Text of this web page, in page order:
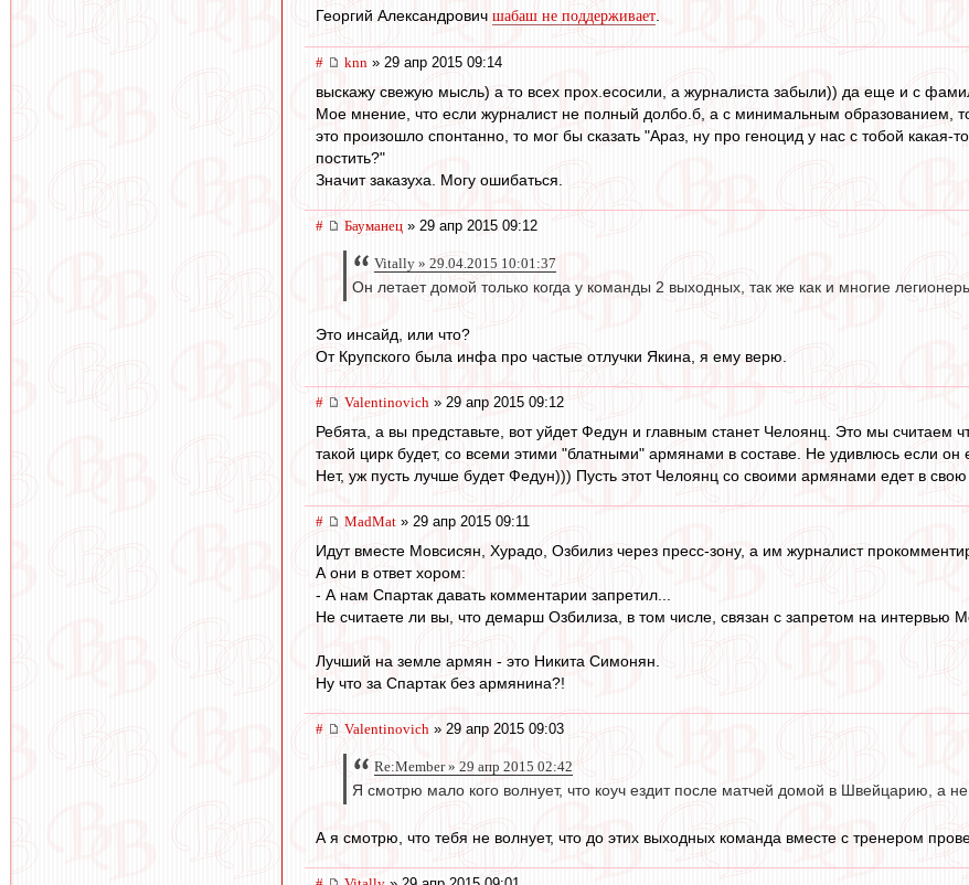
Георгий Александрович шабаш не поддерживает.
# knn » 29 апр 2015 09:14
выскажу свежую мысль) а то всех прох.есосили, а журналиста забыли)) да еще и с
Мое мнение, что если журналист не полный долбо.б, а с минимальным образованием,
это произошло спонтанно, то мог бы сказать "Араз, ну про геноцид у нас с тобой
постить?"
Значит заказуха. Могу ошибаться.
# Бауманец » 29 апр 2015 09:12
Vitally » 29.04.2015 10:01:37
Он летает домой только когда у команды 2 выходных, так же как и многие
Это инсайд, или что?
От Крупского была инфа про частые отлучки Якина, я ему верю.
# Valentinovich » 29 апр 2015 09:12
Ребята, а вы представьте, вот уйдет Федун и главным станет Челоянц. Это мы считаем
такой цирк будет, со всеми этими "блатными" армянами в составе. Не удивлюсь если
Нет, уж пусть лучше будет Федун))) Пусть этот Челоянц со своими армянами едет в
# MadMat » 29 апр 2015 09:11
Идут вместе Мовсисян, Хурадо, Озбилиз через пресс-зону, а им журналист
А они в ответ хором:
- А нам Спартак давать комментарии запретил...
Не считаете ли вы, что демарш Озбилиза, в том числе, связан с запретом на интервью
Лучший на земле армян - это Никита Симонян.
Ну что за Спартак без армянина?!
# Valentinovich » 29 апр 2015 09:03
Re:Member » 29 апр 2015 02:42
Я смотрю мало кого волнует, что коуч ездит после матчей домой в Швейцарию, а
А я смотрю, что тебя не волнует, что до этих выходных команда вместе с тренером